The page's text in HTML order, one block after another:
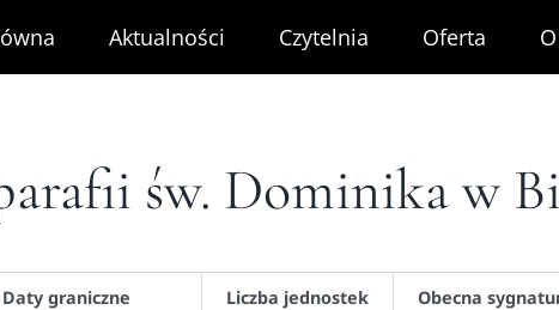
Aktualności Czytelnia Oferta
św. Dominika w
Daty graniczne Liczba jednostek Obecna